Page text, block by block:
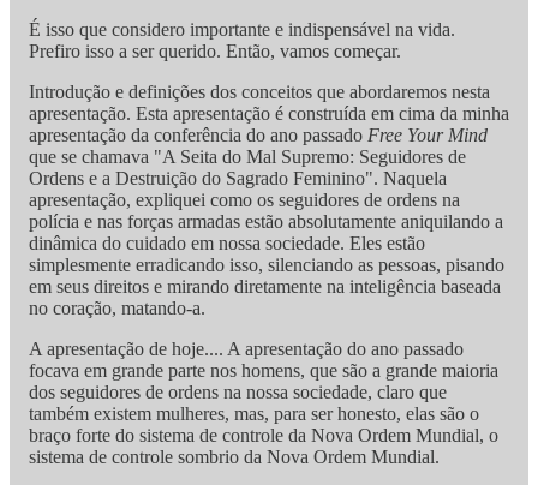
É isso que considero importante e indispensável na vida.
Prefiro isso a ser querido. Então, vamos começar.
Introdução e definições dos conceitos que abordaremos nesta
apresentação. Esta apresentação é construída em cima da minha
apresentação da conferência do ano passado Free Your Mind
que se chamava "A Seita do Mal Supremo: Seguidores de
Ordens e a Destruição do Sagrado Feminino". Naquela
apresentação, expliquei como os seguidores de ordens na
polícia e nas forças armadas estão absolutamente aniquilando a
dinâmica do cuidado em nossa sociedade. Eles estão
simplesmente erradicando isso, silenciando as pessoas, pisando
em seus direitos e mirando diretamente na inteligência baseada
no coração, matando-a.
A apresentação de hoje.... A apresentação do ano passado
focava em grande parte nos homens, que são a grande maioria
dos seguidores de ordens na nossa sociedade, claro que
também existem mulheres, mas, para ser honesto, elas são o
braço forte do sistema de controle da Nova Ordem Mundial, o
sistema de controle sombrio da Nova Ordem Mundial.